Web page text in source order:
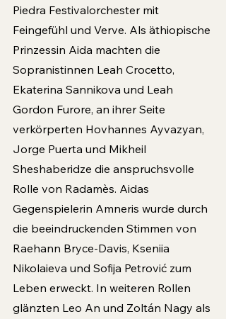
Piedra Festivalorchester mit
Feingefühl und Verve. Als äthiopische
Prinzessin Aida machten die
Sopranistinnen Leah Crocetto,
Ekaterina Sannikova und Leah
Gordon Furore, an ihrer Seite
verkörperten Hovhannes Ayvazyan,
Jorge Puerta und Mikheil
Sheshaberidze die anspruchsvolle
Rolle von Radamès. Aidas
Gegenspielerin Amneris wurde durch
die beeindruckenden Stimmen von
Raehann Bryce-Davis, Kseniia
Nikolaieva und Sofija Petrović zum
Leben erweckt. In weiteren Rollen
glänzten Leo An und Zoltán Nagy als